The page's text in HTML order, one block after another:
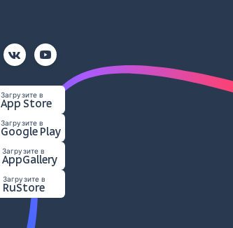
Загрузите в
App Store
Загрузите в
Google Play
Загрузите в
AppGallery
Загрузите в
RuStore